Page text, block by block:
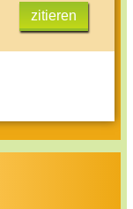
zitieren